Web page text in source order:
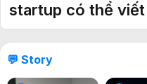
startup có thể
💬 Story